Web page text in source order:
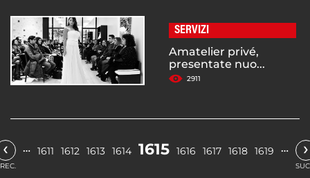
SERVIZI
Amatelier privé,
presentate nuo...
2911
‹ … 1611 1612 1613 1614 1615 1616 1617 1618 1619 … ›